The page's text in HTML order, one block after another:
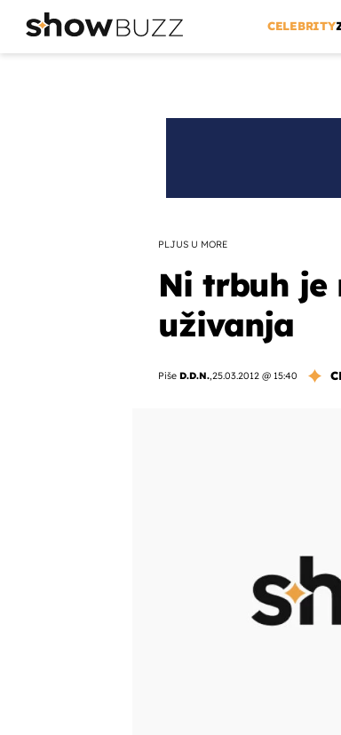
CELEBRITY
PLJUS U MORE
Ni trbuh je
uživanja
Piše D.D.N.,25.03.2012 @ 15:40